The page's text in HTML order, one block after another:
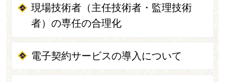
現場技術者（主任技術者・監理技術
者）の専任の合理化
電子契約サービスの導入について